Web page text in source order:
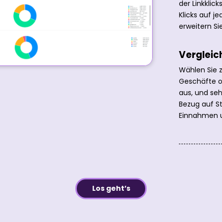
der
Klicks auf
erweitern
Wählen Sie
Geschäfte
aus, und
Bezug auf
Einnahmen
Los geht’s
LinkedInStumbleUpon
TumblrPinterestReddit